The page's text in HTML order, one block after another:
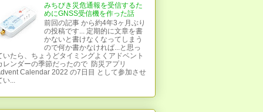
みちびき災危通報を受信するた
めにGNSS受信機を作った話
前回の記事 から約4年3ヶ月ぶり
の投稿です... 定期的に文章を書
かないと書けなくなってしまう
ので何か書かなければ...と思っ
いたら、ちょうどタイミングよくアドベント
レンダーの季節だったので 防災アプリ
Calendar 2022 の7日目 として参加させ
い...